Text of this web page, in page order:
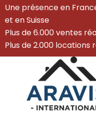
Une présence en
et en Suisse
Plus de 6.000 ventes
Plus de 2.000 locations